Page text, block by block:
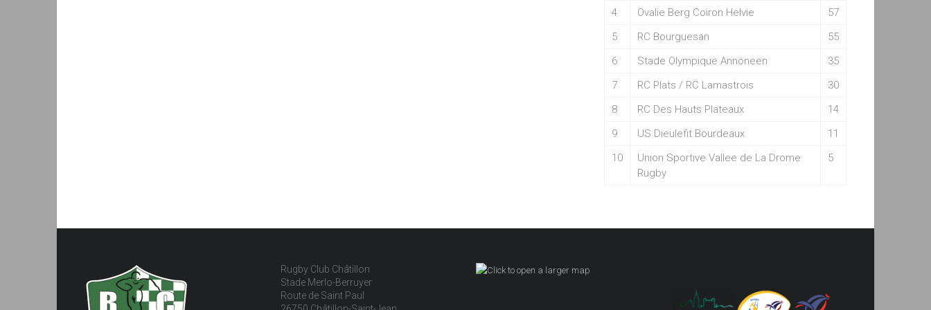
4
Ovalie Berg Coiron Helvie
57
5
RC Bourguesan
55
6
Stade Olympique Annoneen
35
7
RC Plats / RC Lamastrois
30
8
RC Des Hauts Plateaux
14
9
US Dieulefit Bourdeaux
11
10
Union Sportive Vallee de La Drome
Rugby
5
Rugby Club Châtillon
Stade Merlo-Berruyer
Route de Saint Paul